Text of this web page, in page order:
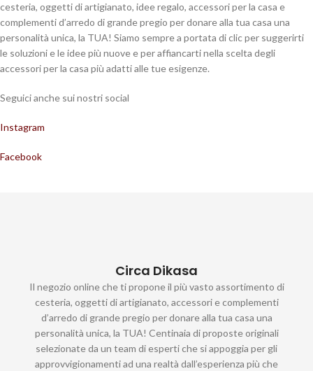
cesteria, oggetti di artigianato, idee regalo, accessori per la casa e
complementi d’arredo di grande pregio per donare alla tua casa una
personalità unica, la TUA! Siamo sempre a portata di clic per suggerirti
le soluzioni e le idee più nuove e per affiancarti nella scelta degli
accessori per la casa più adatti alle tue esigenze.
Seguici anche sui nostri social
Instagram
Facebook
Circa Dikasa
Il negozio online che ti propone il più vasto assortimento di
cesteria, oggetti di artigianato, accessori e complementi
d’arredo di grande pregio per donare alla tua casa una
personalità unica, la TUA! Centinaia di proposte originali
selezionate da un team di esperti che si appoggia per gli
approvvigionamenti ad una realtà dall’esperienza più che